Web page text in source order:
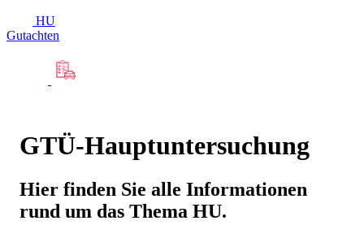
HU
Gutachten
GTÜ-Hauptuntersuchung
Hier finden Sie alle Informationen
rund um das Thema HU.